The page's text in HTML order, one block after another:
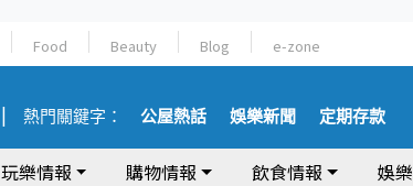
Food Beauty Blog e-zone
熱門關鍵字： 公屋熱話 娛樂新聞 定期存款
玩樂情報 購物情報 飲食情報 娛樂